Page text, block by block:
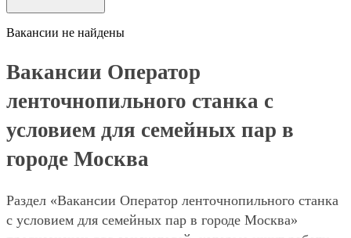
Вакансии не найдены
Вакансии Оператор
ленточнопильного станка с
условием для семейных пар в
городе Москва
Раздел «Вакансии Оператор ленточнопильного станка
с условием для семейных пар в городе Москва»